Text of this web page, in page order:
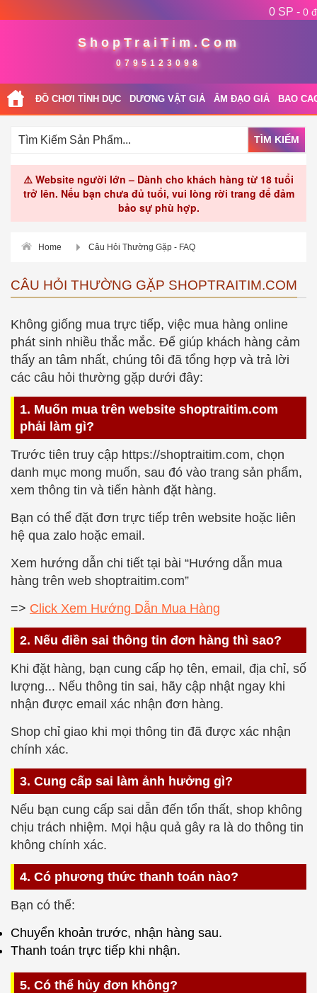
0 SP - 0 đ
ShopTraiTim.Com
0795123098
ĐỒ CHƠI TÌNH DỤC DƯƠNG VẬT GIẢ ÂM ĐẠO GIẢ BAO
TÌM KIẾM
⚠️ Website người lớn – Dành cho khách hàng từ 18 tuổi
trở lên. Nếu bạn chưa đủ tuổi, vui lòng rời trang để đảm
bảo sự phù hợp.
Home Câu Hỏi Thường Gặp - FAQ
CÂU HỎI THƯỜNG GẶP SHOPTRAITIM.COM
Không giống mua trực tiếp, việc mua hàng online
phát sinh nhiều thắc mắc. Để giúp khách hàng cảm
thấy an tâm nhất, chúng tôi đã tổng hợp và trả lời
các câu hỏi thường gặp dưới đây:
1. Muốn mua trên website shoptraitim.com
phải làm gì?
Trước tiên truy cập https://shoptraitim.com, chọn
danh mục mong muốn, sau đó vào trang sản phẩm,
xem thông tin và tiến hành đặt hàng.
Bạn có thể đặt đơn trực tiếp trên website hoặc liên
hệ qua zalo hoặc email.
Xem hướng dẫn chi tiết tại bài “Hướng dẫn mua
hàng trên web shoptraitim.com”
=> Click Xem Hướng Dẫn Mua Hàng
2. Nếu điền sai thông tin đơn hàng thì sao?
Khi đặt hàng, bạn cung cấp họ tên, email, địa chỉ, số
lượng... Nếu thông tin sai, hãy cập nhật ngay khi
nhận được email xác nhận đơn hàng.
Shop chỉ giao khi mọi thông tin đã được xác nhận
chính xác.
3. Cung cấp sai làm ảnh hưởng gì?
Nếu bạn cung cấp sai dẫn đến tổn thất, shop không
chịu trách nhiệm. Mọi hậu quả gây ra là do thông tin
không chính xác.
4. Có phương thức thanh toán nào?
Bạn có thể:
Chuyển khoản trước, nhận hàng sau.
Thanh toán trực tiếp khi nhận.
5. Có thể hủy đơn không?